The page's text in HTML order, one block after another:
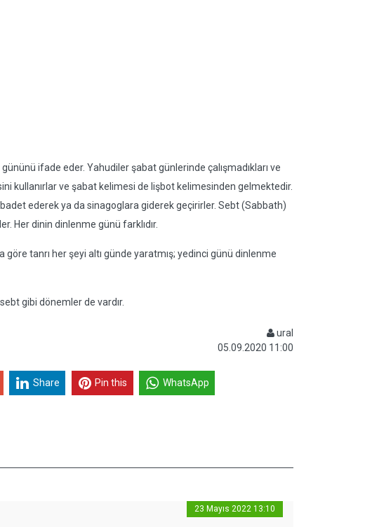
ifade eder. Yahudiler şabat günlerinde çalışmadıkları ve
kullanırlar ve şabat kelimesi de lişbot kelimesinden gelmektedir.
ederek ya da sinagoglara giderek geçirirler. Sebt (Sabbath)
Her dinin dinlenme günü farklıdır.
göre tanrı her şeyi altı günde yaratmış; yedinci günü dinlenme
gibi dönemler de vardır.
ural
05.09.2020 11:00
Share Pin this WhatsApp
23 Mayıs 2022 13:10